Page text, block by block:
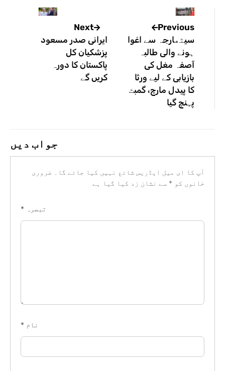
Previous
سیٹھارجہ سے اغوا
ہونے والی طالبہ
آصفہ مغل کی
بازیابی کے لیے ورثا
کا پیدل مارچ، گمبٹ
پہنچ گیا
Next
ایرانی صدر مسعود
پزشکیان کل
پاکستان کا دورہ
کریں گے
جواب دیں
آپ کا ای میل ایڈریس شائع نہیں کیا جائے گا۔
ضروری
خانوں کو * سے نشان زد کیا گیا ہے
تبصرہ *
نام *